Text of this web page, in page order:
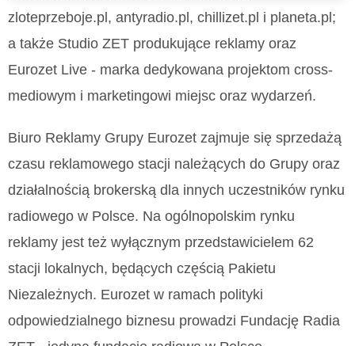
zloteprzeboje.pl, antyradio.pl, chillizet.pl i planeta.pl;
a także Studio ZET produkujące reklamy oraz
Eurozet Live - marka dedykowana projektom cross-
mediowym i marketingowi miejsc oraz wydarzeń.
Biuro Reklamy Grupy Eurozet zajmuje się sprzedażą
czasu reklamowego stacji należących do Grupy oraz
działalnością brokerską dla innych uczestników rynku
radiowego w Polsce. Na ogólnopolskim rynku
reklamy jest też wyłącznym przedstawicielem 62
stacji lokalnych, będących częścią Pakietu
Niezależnych. Eurozet w ramach polityki
odpowiedzialnego biznesu prowadzi Fundację Radia
celów badania i mierzenia informacji dotyczących
funkcjonowania serwisów i aplikacji lub łączone z danymi dot.
przetwarzanie danych nie wymaga zgody i odbywa się w
oparciu o uzasadniony interes Eurozet sp. z o.o., jej spółki
„Ustawień Zaawansowanych” lub przez kontakt z
administratorem – w zależności od zakresu sprzeciwu i
przetwarzaniu danych osobowych znajdziesz w dokumencie
Polityka Prywatności Eurozet sp. z o.o. iPolityka
Klikając „Akceptuję” wyrażasz też zgodę na zainstalowanie i
Zaufanych Partnerów, jak również Agora S.A. na Twoim
urządzeniu końcowym. Możesz w każdej chwili zmienić